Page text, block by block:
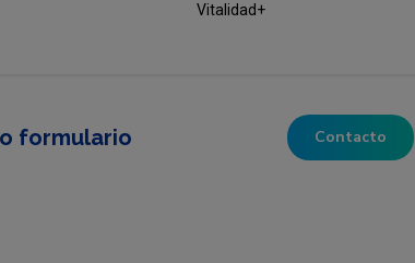
Vitalidad+
formulario Contacto